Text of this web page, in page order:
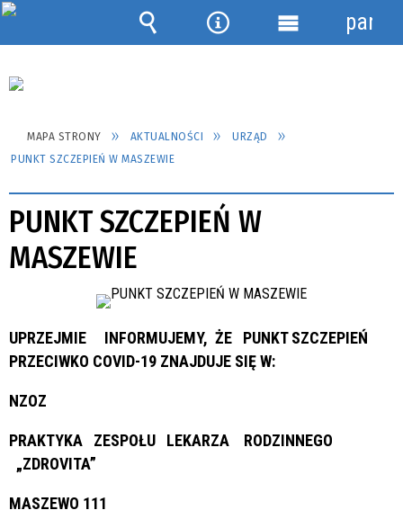
MAPA STRONY AKTUALNOŚCI
URZĄD
PUNKT SZCZEPIEŃ W MASZEWIE
PUNKT SZCZEPIEŃ W
MASZEWIE
UPRZEJMIE INFORMUJEMY, ŻE PUNKT SZCZEPIEŃ
PRZECIWKO COVID-19 ZNAJDUJE SIĘ W:
NZOZ
PRAKTYKA ZESPOŁU LEKARZA RODZINNEGO
„ZDROVITA”
MASZEWO 111
Wyszukiwarka
NarzędziaMenu
panel